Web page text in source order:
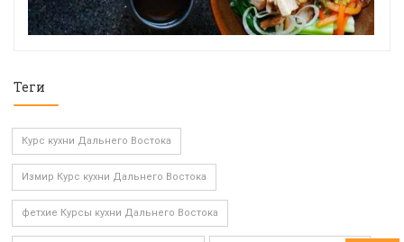
Теги
Курс кухни Дальнего Востока
Измир Курс кухни Дальнего Востока
фетхие Курсы кухни Дальнего Востока